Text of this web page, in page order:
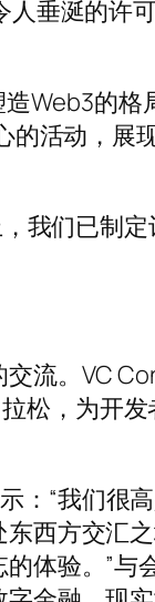
垂涎的许
Web3的
活动，展
我们已制
流。VC
松，为开
：“我们很
西方交汇
体验。”